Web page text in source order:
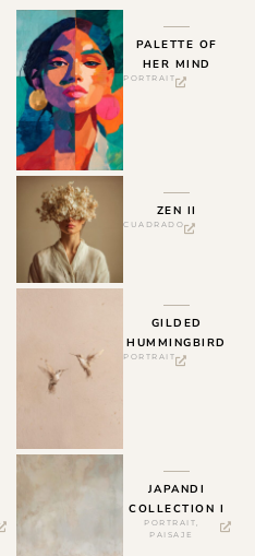
PALETTE OF
HER MIND
PORTRAIT
ZEN II
CUADRADO
GILDED
HUMMINGBIRD
PORTRAIT
JAPANDI
COLLECTION I
PORTRAIT
PAISAJE